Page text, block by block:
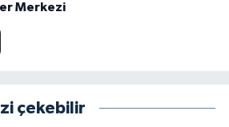
Merkezi
çekebilir